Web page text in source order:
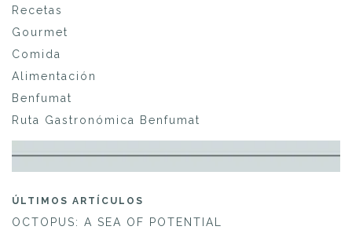
Recetas
Gourmet
Comida
Alimentación
Benfumat
Ruta Gastronómica Benfumat
ÚLTIMOS ARTÍCULOS
OCTOPUS: A SEA OF POTENTIAL